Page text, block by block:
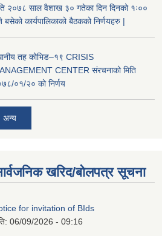
२०७८ साल वैशाख ३० गतेका दिन दिनको १ः००
बसेको कार्यपालिकाको बैठकको निर्णयहरु |
तह कोभिड–१९ CRISIS
CENTER संरचनाको मिति
०१/२० को निर्णय
अन्य
खरिद/बोलपत्र सूचना
for invitation of BIds
06/09/2026 - 09:16